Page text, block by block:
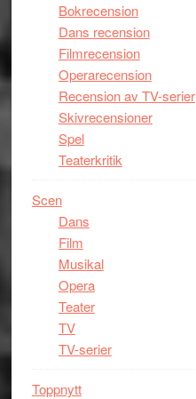
Bokrecension
Dans recension
Filmrecension
Operarecension
Recension av TV-serier
Skivrecensioner
Spel
Teaterkritik
Scen
Dans
Film
Musikal
Opera
Teater
TV
TV-serier
Toppnytt